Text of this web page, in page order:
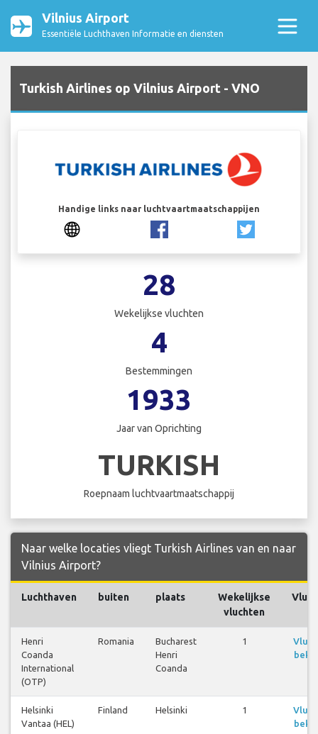
Vilnius Airport
Essentiële Luchthaven Informatie en diensten
Turkish Airlines op Vilnius Airport - VNO
Handige links naar luchtvaartmaatschappijen
28
Wekelijkse vluchten
4
Bestemmingen
1933
Jaar van Oprichting
TURKISH
Roepnaam luchtvaartmaatschappij
Naar welke locaties vliegt Turkish Airlines van en naar
Vilnius Airport?
Luchthaven buiten plaats
Wekelijkse
vluchten
Henri
Coanda
International
(OTP)
Romania
Bucharest
Henri
Coanda
1
Helsinki
Vantaa (HEL)
Finland Helsinki 1